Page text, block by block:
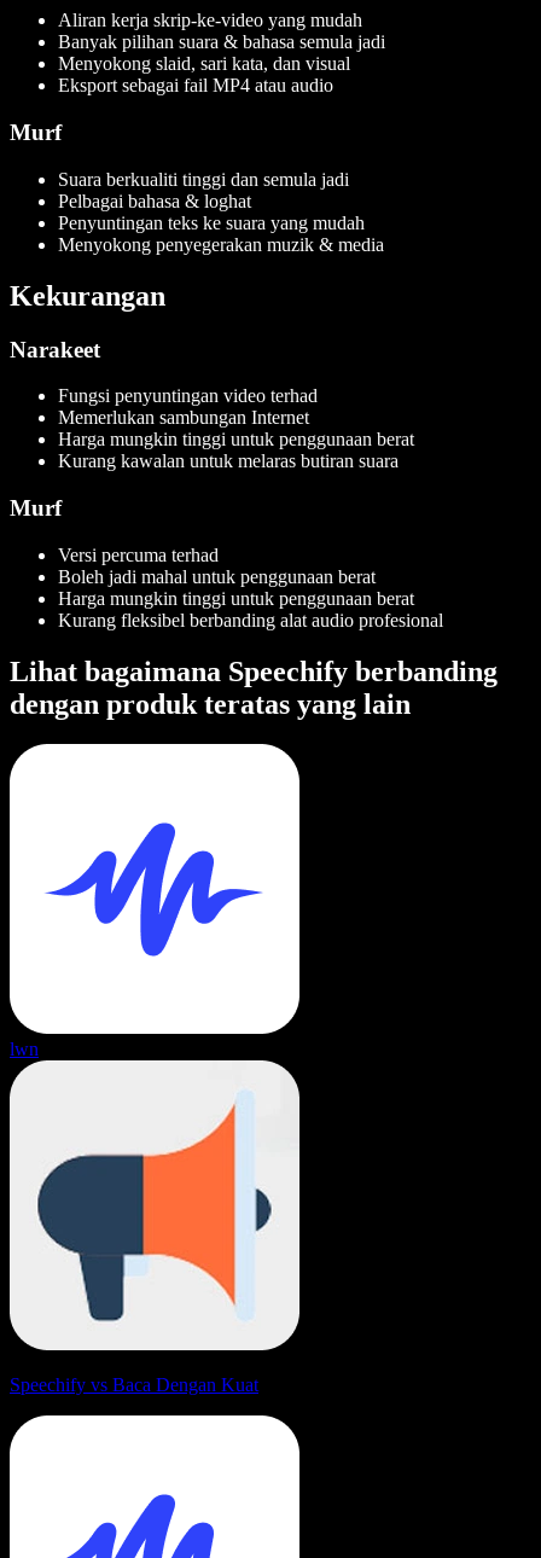
Aliran kerja skrip-ke-video yang mudah
Banyak pilihan suara & bahasa semula jadi
Menyokong slaid, sari kata, dan visual
Eksport sebagai fail MP4 atau audio
Murf
Suara berkualiti tinggi dan semula jadi
Pelbagai bahasa & loghat
Penyuntingan teks ke suara yang mudah
Menyokong penyegerakan muzik & media
Kekurangan
Narakeet
Fungsi penyuntingan video terhad
Memerlukan sambungan Internet
Harga mungkin tinggi untuk penggunaan berat
Kurang kawalan untuk melaras butiran suara
Murf
Versi percuma terhad
Boleh jadi mahal untuk penggunaan berat
Harga mungkin tinggi untuk penggunaan berat
Kurang fleksibel berbanding alat audio profesional
Lihat bagaimana Speechify berbanding
dengan produk teratas yang lain
lwn
Speechify vs Baca Dengan Kuat